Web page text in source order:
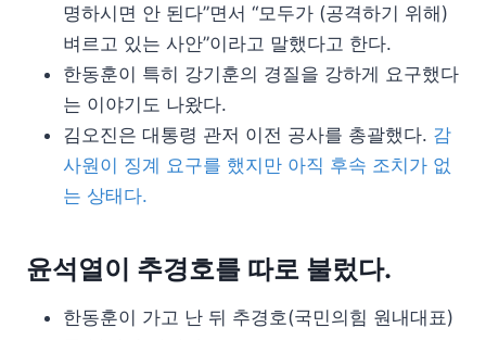
명하시면 안 된다”면서 “모두가 (공격하기 위해)
벼르고 있는 사안”이라고 말했다고 한다.
한동훈이 특히 강기훈의 경질을 강하게 요구했다
는 이야기도 나왔다.
김오진은 대통령 관저 이전 공사를 총괄했다. 감
사원이 징계 요구를 했지만 아직 후속 조치가 없
는 상태다.
윤석열이 추경호를 따로 불렀다.
한동훈이 가고 난 뒤 추경호(국민의힘 원내대표)